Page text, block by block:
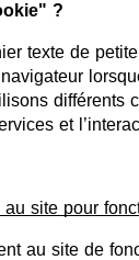
?
texte de
différents
et
site pour
au site de